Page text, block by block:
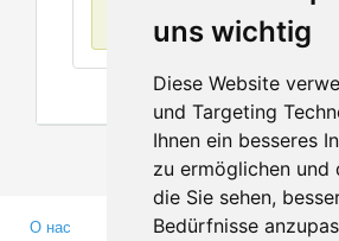
uns wichtig
Diese Website
und Targeting
Ihnen ein besseres
zu ermöglichen und
die Sie sehen,
Bedürfnisse
О нас